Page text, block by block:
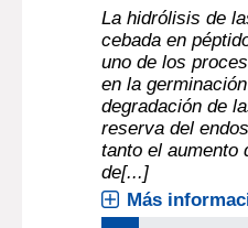
La hidrólisis de
cebada en
uno de los
en la
degradación de
reserva del
tanto el aumento
de[...]
Más